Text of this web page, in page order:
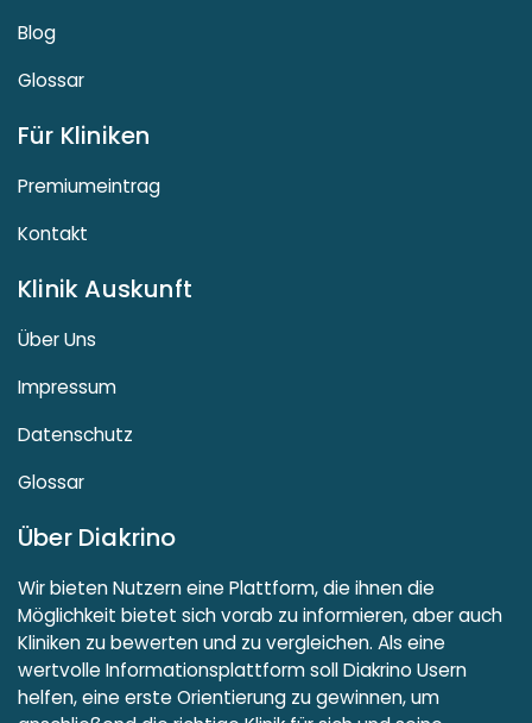
Blog
Glossar
Für Kliniken
Premiumeintrag
Kontakt
Klinik Auskunft
Über Uns
Impressum
Datenschutz
Glossar
Über Diakrino
Wir bieten Nutzern eine Plattform, die ihnen die
Möglichkeit bietet sich vorab zu informieren, aber auch
Kliniken zu bewerten und zu vergleichen. Als eine
wertvolle Informationsplattform soll Diakrino Usern
helfen, eine erste Orientierung zu gewinnen, um